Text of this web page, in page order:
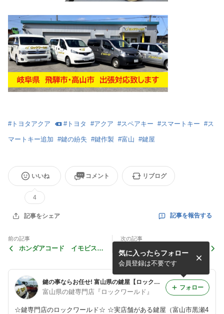
#トヨタアクア #トヨタ #アクア #スペアキー #スマートキー #ス
マートキー追加 #鍵の紛失 #鍵作製 #富山 #鍵屋
いいね
4
コメント リブログ
記事をシェア 記事を報告する
前の記事
ホンダアコード イモビスペ
次の記事
ダイハツミライース キーレ
ス作製作業 富山の鍵屋
鍵の事ならお任せ! 富山県の鍵屋【ロックワールド】
富山県の鍵専門店『ロックワールド』
☆鍵専門店のロックワールド☆ ☆実店舗がある鍵屋（富山市黒瀬4
気に入ったらフォロー
会員登録は不要です
フォロー